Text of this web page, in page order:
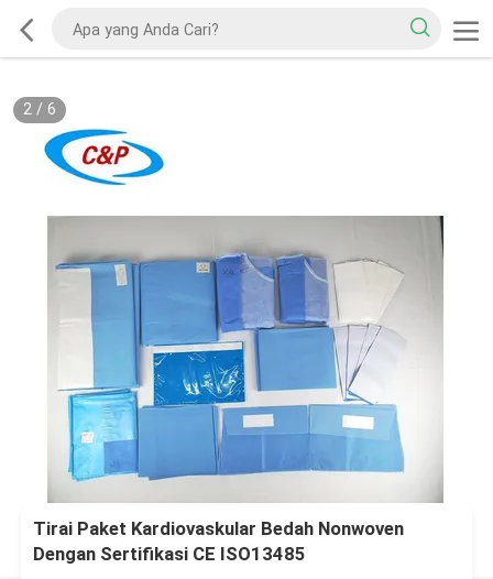
2/ 6
Tirai Paket Kardiovaskular Bedah Nonwoven
Dengan Sertifikasi CE ISO13485